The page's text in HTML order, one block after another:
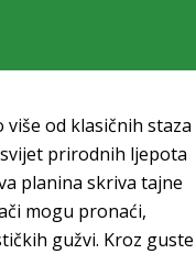
od klasičnih staza
prirodnih ljepota
planina skriva tajne
mogu pronaći,
gužvi. Kroz guste